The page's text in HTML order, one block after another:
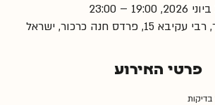
חנה כרכור, ישראל
פרטי האירוע
בדיקות